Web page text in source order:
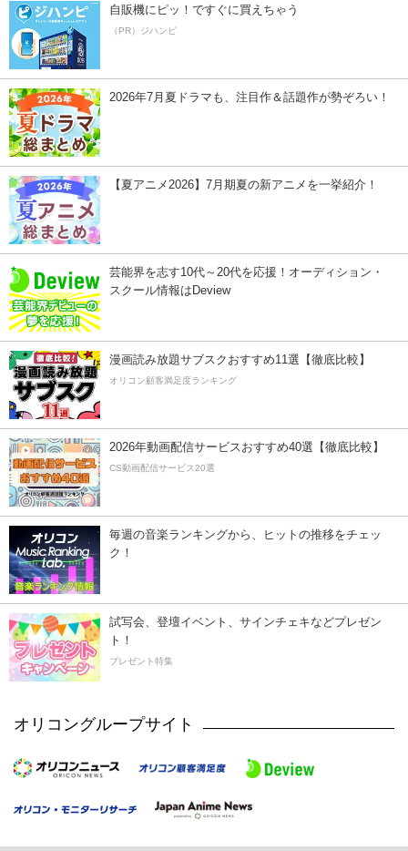
自販機にピッ！ですぐに買えちゃう
（PR）ジハンピ
2026年7月夏ドラマも、注目作＆話題作が勢ぞろい！
【夏アニメ2026】7月期夏の新アニメを一挙紹介！
芸能界を志す10代～20代を応援！オーディション・
スクール情報はDeview
漫画読み放題サブスクおすすめ11選【徹底比較】
オリコン顧客満足度ランキング
2026年動画配信サービスおすすめ40選【徹底比較】
CS動画配信サービス20選
毎週の音楽ランキングから、ヒットの推移をチェッ
ク！
試写会、登壇イベント、サインチェキなどプレゼン
ト！
プレゼント特集
オリコングループサイト